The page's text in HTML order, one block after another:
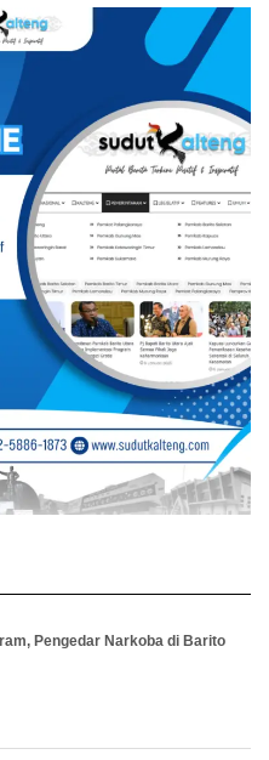
Pengedar Narkoba di Barito